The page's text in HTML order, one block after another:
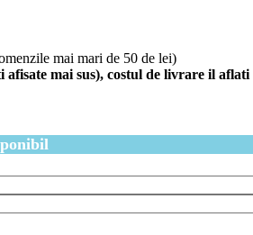
mai mari de 50 de lei)
mai sus), costul de livrare il